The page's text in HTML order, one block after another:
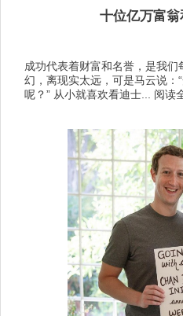
十位亿万富
成功代表着财富和名誉，是我
幻，离现实太远，可是马云说：
呢？” ​ ​从小就喜欢看迪士...
阅读